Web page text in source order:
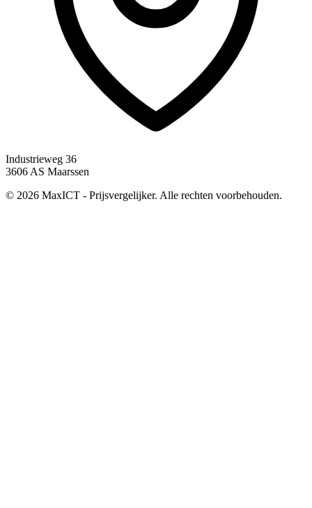
Industrieweg 36
3606 AS Maarssen
© 2026 MaxICT - Prijsvergelijker. Alle rechten voorbehouden.